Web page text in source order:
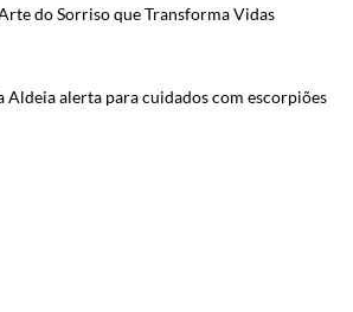
do Sorriso que Transforma Vidas
Aldeia alerta para cuidados com escorpiões